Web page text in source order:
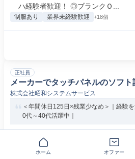
ハ経験者歓迎！ ◎ブランクＯ...
制服あり 業界未経験歓迎 +18個
正社員
メーカーでタッチパネルのソフ
株式会社昭和システムサービス
＜年間休日125日×残業少なめ＞｜経験
0代～40代活躍中｜
大阪府吹田市日の出町
月給23万円～33万円
ホーム オファー